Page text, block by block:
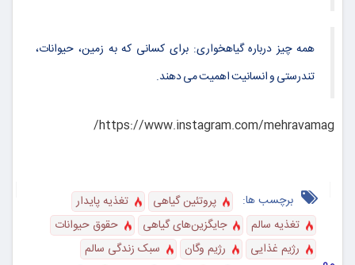
همه چیز درباره گیاهخواری: برای کسانی که به زمین، حیوانات،
تندرستی و انسانیت اهمیت می دهند.
https://www.instagram.com/mehravamag/
برچسب ها: پروتئین گیاهی
تغذیه پایدار
تغذیه سالم
جایگزین‌های گیاهی
حقوق حیوانات
رژیم غذایی
رژیم وگان سبک زندگی سالم